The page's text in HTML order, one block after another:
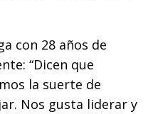
con 28 años de
“Dicen que
la suerte de
Nos gusta liderar y